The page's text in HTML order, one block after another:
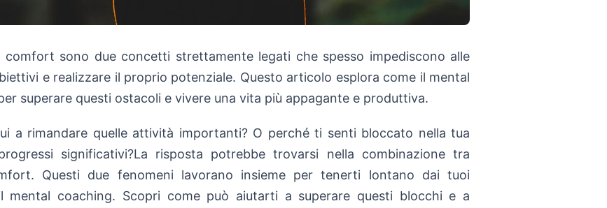
sono due concetti strettamente legati che spesso impediscono alle
e realizzare il proprio potenziale. Questo articolo esplora come il mental
superare questi ostacoli e vivere una vita più appagante e produttiva.
a rimandare quelle attività importanti? O perché ti senti bloccato nella tua
significativi?La risposta potrebbe trovarsi nella combinazione tra
Questi due fenomeni lavorano insieme per tenerti lontano dai tuoi
mental coaching. Scopri come può aiutarti a superare questi blocchi e a